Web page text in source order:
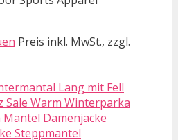
Preis inkl. MwSt., zzgl.